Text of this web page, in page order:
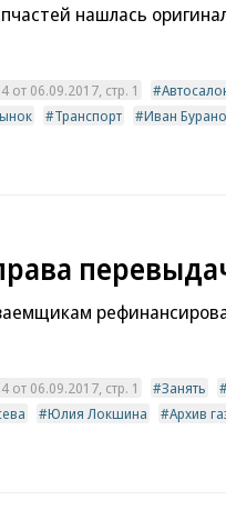
нашлась
06.09.2017, стр. 1
Транспорт Иван
06.09.2017, стр. 1 Занять
Юлия Локшина Архив